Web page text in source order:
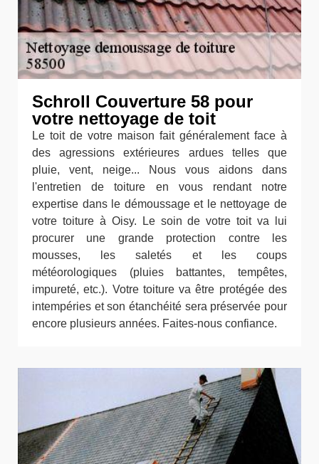
Schroll Couverture 58 pour
votre nettoyage de toit
Le toit de votre maison fait généralement face à
des agressions extérieures ardues telles que
pluie, vent, neige... Nous vous aidons dans
l'entretien de toiture en vous rendant notre
expertise dans le démoussage et le nettoyage de
votre toiture à Oisy. Le soin de votre toit va lui
procurer une grande protection contre les
mousses, les saletés et les coups
météorologiques (pluies battantes, tempêtes,
impureté, etc.). Votre toiture va être protégée des
intempéries et son étanchéité sera préservée pour
encore plusieurs années. Faites-nous confiance.